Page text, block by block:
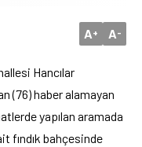
A+ A-
Hancılar
(76) haber alamayan
yapılan aramada
fındık bahçesinde